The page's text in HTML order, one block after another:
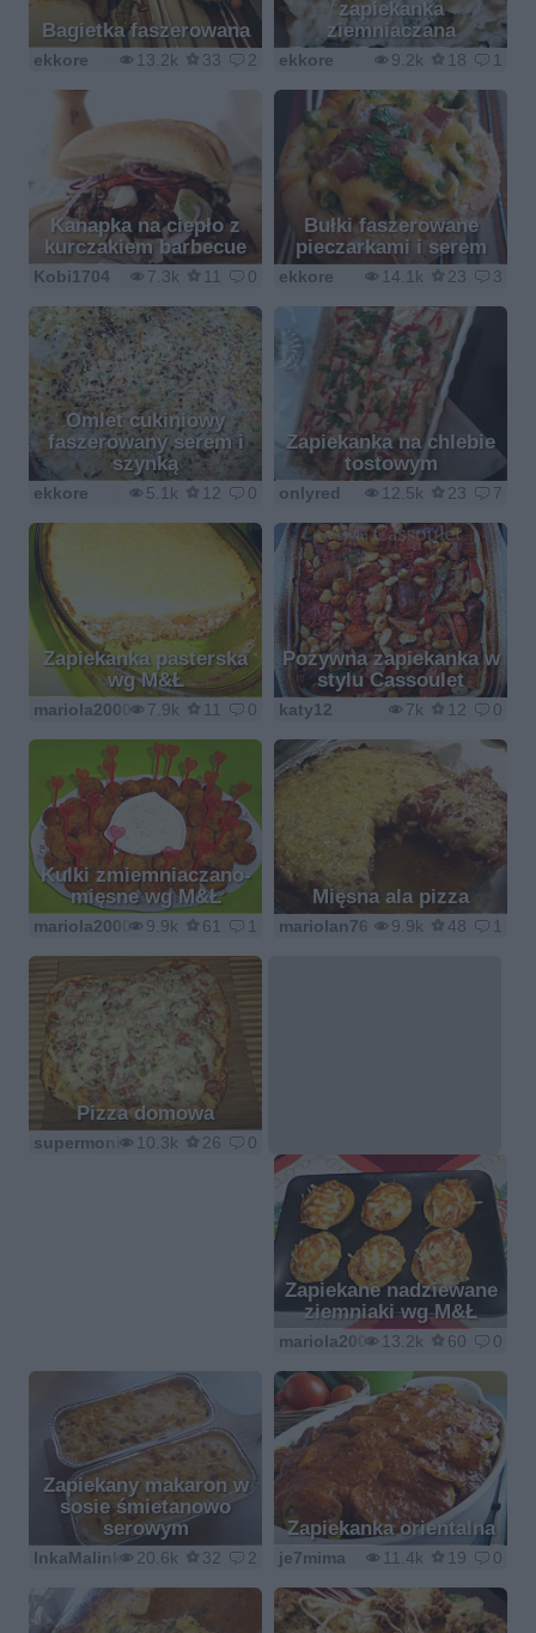
Bagietka faszerowana
13.2k 33 2
ekkore
zapiekanka
ziemniaczana
9.2k 18 1
ekkore
Kanapka na ciepło z
kurczakiem barbecue
7.3k 11 0
Kobi1704
Bułki faszerowane
pieczarkami i serem
14.1k 23 3
ekkore
Omlet cukiniowy
faszerowany serem i
szynką
5.1k 12 0
ekkore
Zapiekanka na chlebie
tostowym
12.5k 23 7
onlyred
Zapiekanka pasterska
wg M&Ł
7.9k 11 0
mariola2000
Pożywna zapiekanka w
stylu Cassoulet
7k 12 0
katy12
Kulki zmiemniaczano-
mięsne wg M&Ł
9.9k 61 1
mariola2000
Mięsna ala pizza
9.9k 48 1
mariolan76
Pizza domowa
10.3k 26 0
supermonica
Zapiekane nadziewane
ziemniaki wg M&Ł
13.2k 60 0
mariola2000
Zapiekany makaron w
sosie śmietanowo
serowym
20.6k 32 2
InkaMalinka
Zapiekanka orientalna
11.4k 19 0
je7mima